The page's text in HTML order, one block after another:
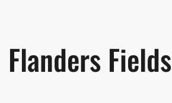
Flanders Fields